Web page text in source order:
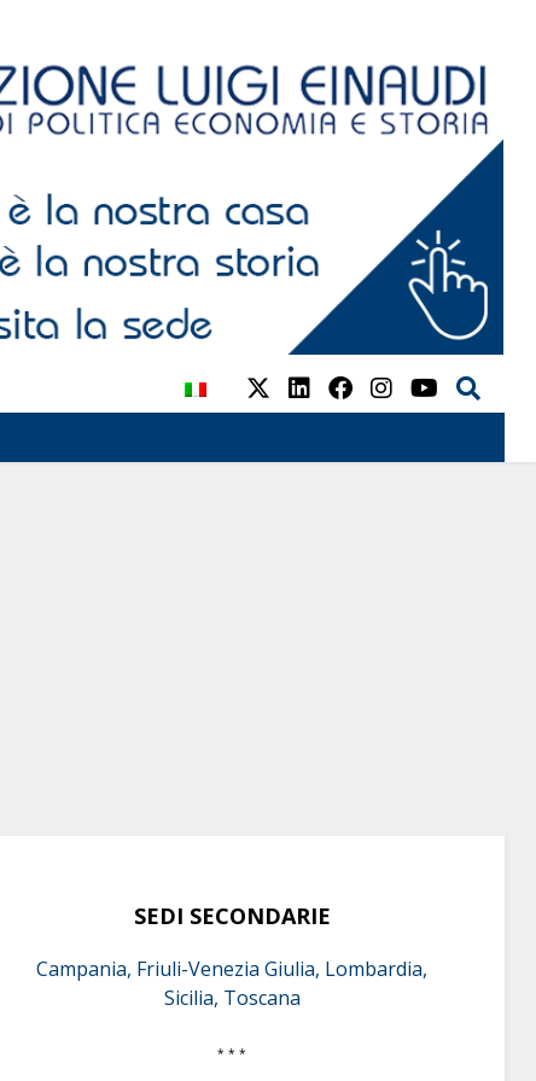
SEDI SECONDARIE
Campania, Friuli-Venezia Giulia, Lombardia,
Sicilia, Toscana
* * *